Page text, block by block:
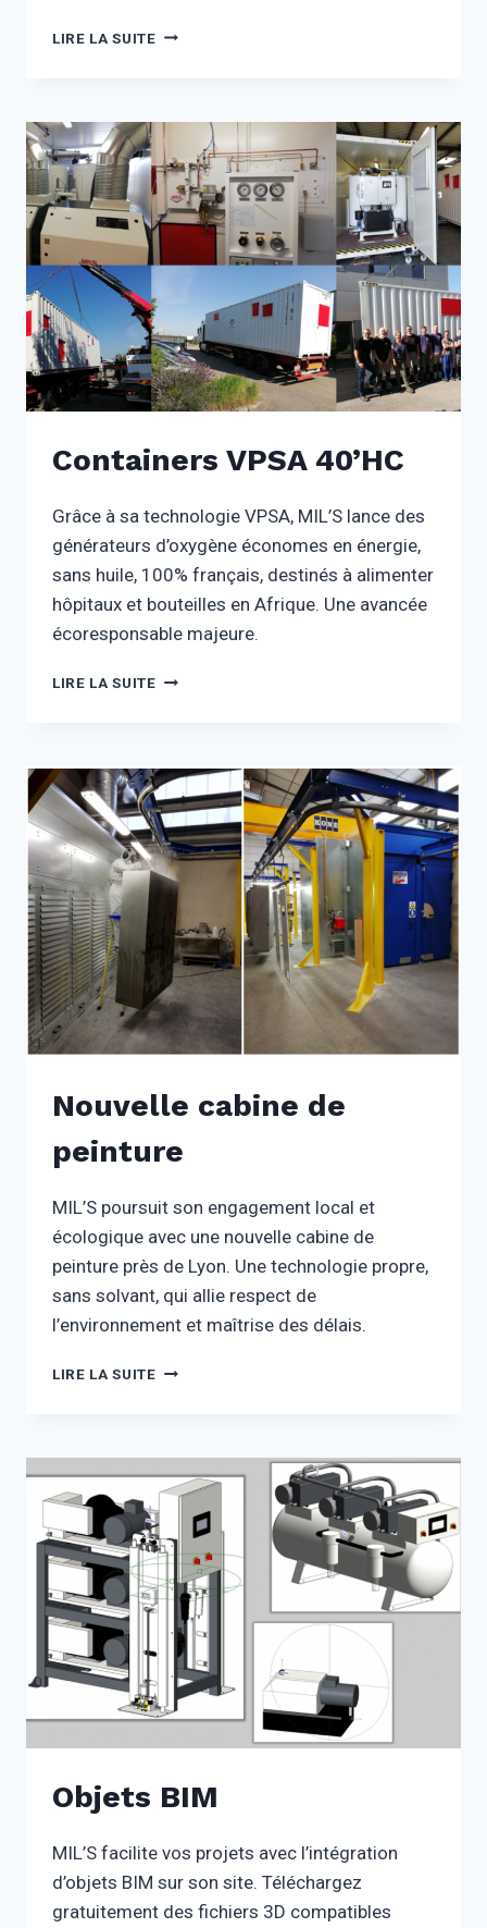
LIRE LA SUITEUNE
1926
Containers VPSA 40’HC
Grâce à sa technologie VPSA, MIL’S lance des
générateurs d’oxygène économes en énergie,
sans huile, 100% français, destinés à alimenter
hôpitaux et bouteilles en Afrique. Une avancée
écoresponsable majeure.
LIRE LA SUITECONTAINERS
Nouvelle cabine de
peinture
MIL’S poursuit son engagement local et
écologique avec une nouvelle cabine de
peinture près de Lyon. Une technologie propre,
sans solvant, qui allie respect de
l’environnement et maîtrise des délais.
LIRE LA SUITENOUVELLE
Objets BIM
MIL’S facilite vos projets avec l’intégration
d’objets BIM sur son site. Téléchargez
gratuitement des fichiers 3D compatibles